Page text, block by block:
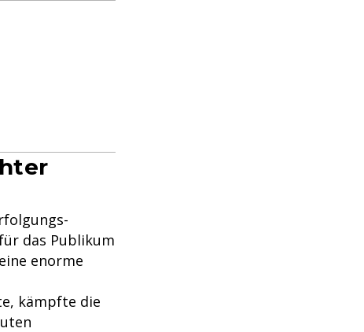
das Publikum
enorme
kämpfte die